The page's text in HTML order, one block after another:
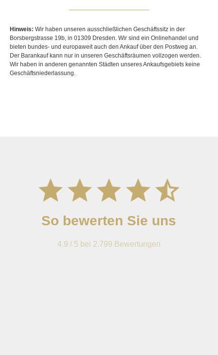
Hinweis: Wir haben unseren ausschließlichen Geschäftssitz in der
Borsbergstrasse 19b, in 01309 Dresden. Wir sind ein Onlinehandel und
bieten bundes- und europaweit auch den Ankauf über den Postweg an.
Der Barankauf kann nur in unseren Geschäftsräumen vollzogen werden.
Wir haben in anderen genannten Städten unseres Ankaufsgebiets keine
Geschäftsniederlassung.
So bewerten Sie uns
4.9 / 5 bei 2.799 Bewertungen